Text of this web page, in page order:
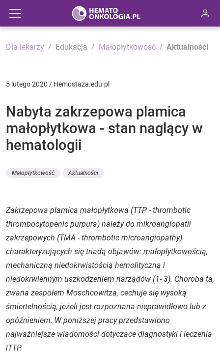
Dla lekarzy Edukacja Małopłytkowość Aktualności
5 lutego 2020 / Hemostaza.edu.pl
Nabyta zakrzepowa plamica
małopłytkowa - stan naglący w
hematologii
Małopłytkowość Aktualności
Zakrzepowa plamica małopłytkowa (TTP - thrombotic
thrombocytopenic purpura) należy do mikroangiopatii
zakrzepowych (TMA - thrombotic microangiopathy)
charakteryzujących się triadą objawów: małopłytkowością,
mechaniczną niedokrwistością hemolityczną i
niedokrwiennym uszkodzeniem narządów (1- 3). Choroba ta,
zwana zespołem Moschcowitza, cechuje się wysoką
śmiertelnością, jeżeli jest rozpoznana nieprawidłowo lub z
opóźnieniem. W poniższej pracy przedstawiono
najważniejsze wiadomości dotyczące diagnostyki i leczenia
iTTP.